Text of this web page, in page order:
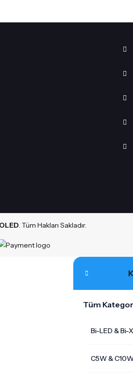
. Tüm Hakları Sakladır.
Tüm
Bi-LED & Bi-
C5W &